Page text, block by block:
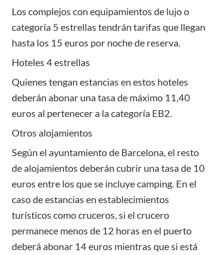
Los complejos con equipamientos de lujo o
categoría 5 estrellas tendrán tarifas que llegan
hasta los 15 euros por noche de reserva.
Hoteles 4 estrellas
Quienes tengan estancias en estos hoteles
deberán abonar una tasa de máximo 11,40
euros al pertenecer a la categoría EB2.
Otros alojamientos
Según el ayuntamiento de Barcelona, el resto
de alojamientos deberán cubrir una tasa de 10
euros entre los que se incluye camping. En el
caso de estancias en establecimientos
turísticos como cruceros, si el crucero
permanece menos de 12 horas en el puerto
deberá abonar 14 euros mientras que si está